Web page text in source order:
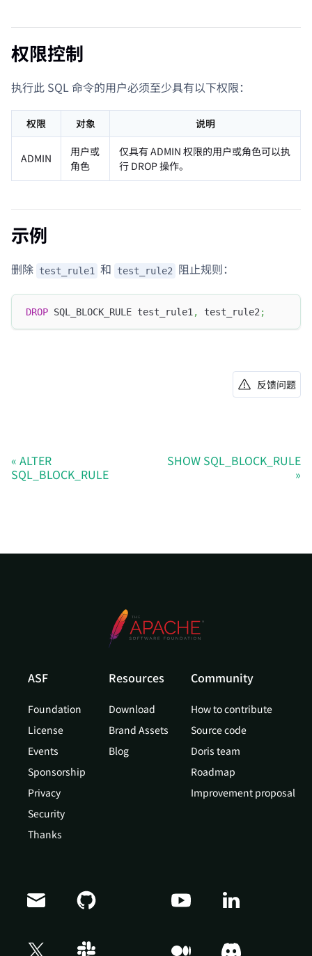
权限控制
执行此 SQL 命令的用户必须至少具有以下权限：
权限 对象 说明
ADMIN
用户或
角色
仅具有 ADMIN 权限的用户或角色可以执
行 DROP 操作。
示例
删除 test_rule1 和 test_rule2 阻止规则：
DROP SQL_BLOCK_RULE test_rule1 , test_rule2 ;
反馈问题
ALTER
SQL_BLOCK_RULE
SHOW SQL_BLOCK_RULE
ASF
Foundation
License
Events
Sponsorship
Privacy
Security
Thanks
Resources
Download
Brand Assets
Blog
Community
How to contribute
Source code
Doris team
Roadmap
Improvement proposal
Doris Summit 26